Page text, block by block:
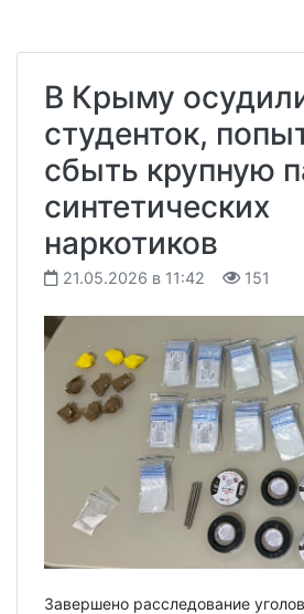
В Крыму
студенток,
сбыть крупную
синтетических
наркотиков
21.05.2026 в 11:42 151
Завершено расследование